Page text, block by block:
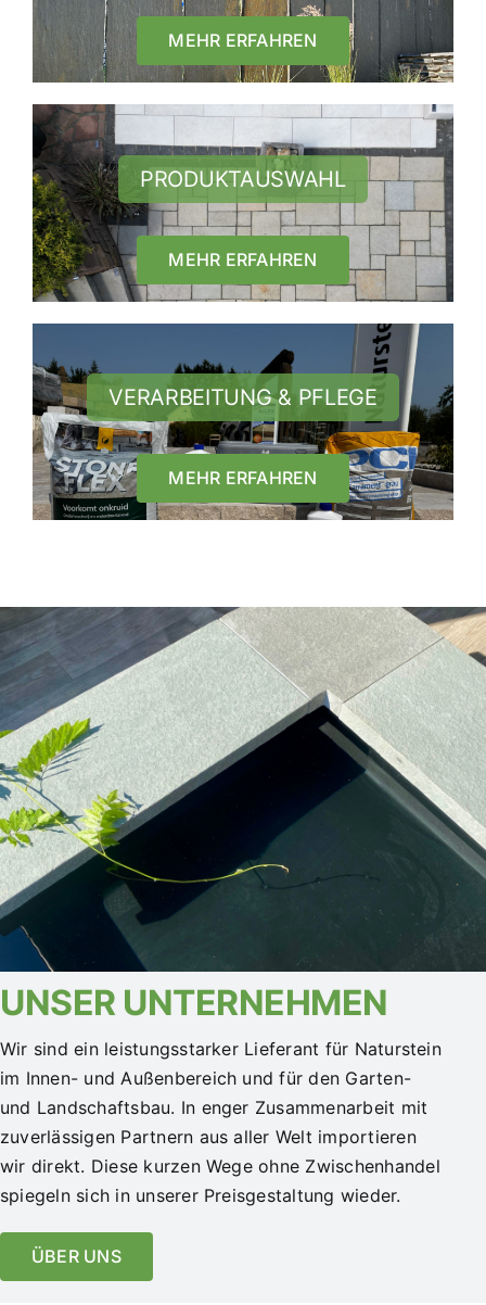
MEHR ERFAHREN
PRODUKTAUSWAHL
MEHR ERFAHREN
VERARBEITUNG & PFLEGE
MEHR ERFAHREN
UNSER UNTERNEHMEN
Wir sind ein leistungsstarker Lieferant für Naturstein
im Innen- und Außenbereich und für den Garten-
und Landschaftsbau. In enger Zusammenarbeit mit
zuverlässigen Partnern aus aller Welt importieren
wir direkt. Diese kurzen Wege ohne Zwischenhandel
spiegeln sich in unserer Preisgestaltung wieder.
ÜBER UNS